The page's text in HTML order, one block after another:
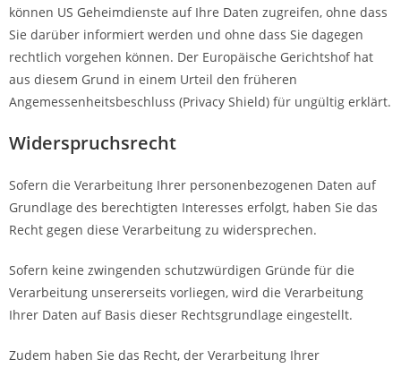
können US Geheimdienste auf Ihre Daten zugreifen, ohne dass
Sie darüber informiert werden und ohne dass Sie dagegen
rechtlich vorgehen können. Der Europäische Gerichtshof hat
aus diesem Grund in einem Urteil den früheren
Angemessenheitsbeschluss (Privacy Shield) für ungültig erklärt.
Widerspruchsrecht
Sofern die Verarbeitung Ihrer personenbezogenen Daten auf
Grundlage des berechtigten Interesses erfolgt, haben Sie das
Recht gegen diese Verarbeitung zu widersprechen.
Sofern keine zwingenden schutzwürdigen Gründe für die
Verarbeitung unsererseits vorliegen, wird die Verarbeitung
Ihrer Daten auf Basis dieser Rechtsgrundlage eingestellt.
Zudem haben Sie das Recht, der Verarbeitung Ihrer